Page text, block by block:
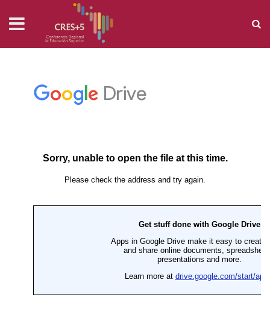
FORMULARIO DE APORTES
Home Biblioteca › Formulario de aportes